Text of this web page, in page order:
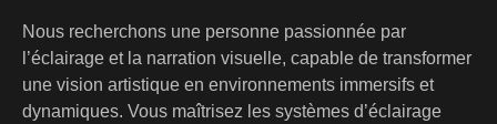
Nous recherchons une personne passionnée par
l’éclairage et la narration visuelle, capable de transformer
une vision artistique en environnements immersifs et
dynamiques. Vous maîtrisez les systèmes d’éclairage